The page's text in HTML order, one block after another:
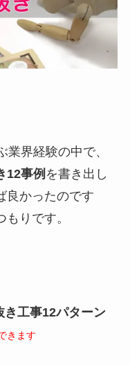
界経験の中で、
12事例 を書き出し
良かったのです
りです。
き工事12パターン
きます